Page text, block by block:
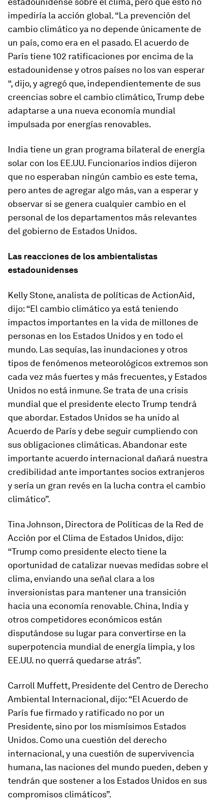
impediría la acción global. “La prevención del
cambio climático ya no depende únicamente de
un país, como era en el pasado. El acuerdo de
París tiene 102 ratificaciones por encima de la
estadounidense y otros países no los van esperar
“, dijo, y agregó que, independientemente de sus
creencias sobre el cambio climático, Trump debe
adaptarse a una nueva economía mundial
impulsada por energías renovables.
India tiene un gran programa bilateral de energía
solar con los EE.UU. Funcionarios indios dijeron
que no esperaban ningún cambio es este tema,
pero antes de agregar algo más, van a esperar y
observar si se genera cualquier cambio en el
personal de los departamentos más relevantes
del gobierno de Estados Unidos.
Las reacciones de los ambientalistas
estadounidenses
Kelly Stone, analista de políticas de ActionAid,
dijo: “El cambio climático ya está teniendo
impactos importantes en la vida de millones de
personas en los Estados Unidos y en todo el
mundo. Las sequías, las inundaciones y otros
tipos de fenómenos meteorológicos extremos son
cada vez más fuertes y más frecuentes, y Estados
Unidos no está inmune. Se trata de una crisis
mundial que el presidente electo Trump tendrá
que abordar. Estados Unidos se ha unido al
Acuerdo de París y debe seguir cumpliendo con
sus obligaciones climáticas. Abandonar este
importante acuerdo internacional dañará nuestra
credibilidad ante importantes socios extranjeros
y sería un gran revés en la lucha contra el cambio
climático”.
Tina Johnson, Directora de Políticas de la Red de
Acción por el Clima de Estados Unidos, dijo:
“Trump como presidente electo tiene la
oportunidad de catalizar nuevas medidas sobre el
clima, enviando una señal clara a los
inversionistas para mantener una transición
hacia una economía renovable. China, India y
otros competidores económicos están
disputándose su lugar para convertirse en la
superpotencia mundial de energía limpia, y los
EE.UU. no querrá quedarse atrás”.
Carroll Muffett, Presidente del Centro de Derecho
Ambiental Internacional, dijo: “El Acuerdo de
París fue firmado y ratificado no por un
Presidente, sino por los mismísimos Estados
Unidos. Como una cuestión del derecho
internacional, y una cuestión de supervivencia
humana, las naciones del mundo pueden, deben y
tendrán que sostener a los Estados Unidos en sus
compromisos climáticos”.